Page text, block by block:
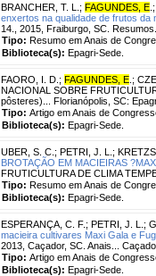
BRANCHER, T. L. ; FAGUNDES, E
enxertos na qualidade de frutos da
14., 2015, Fraiburgo, SC.
Tipo: Resumo em Anais de
Biblioteca(s): Epagri-Sede.
FAORO, I. D. ; FAGUNDES, E ;
NACIONAL SOBRE
pôsteres)... Florianópolis, SC:
Tipo: Artigo em Anais de
Biblioteca(s): Epagri-Sede.
UBER, S. C. ; PETRI, J. L. ;
BROTAÇÃO EM MACIEIRAS
FRUTICULTURA DE CLIMA
Tipo: Resumo em Anais de
Biblioteca(s): Epagri-Sede.
ESPERANÇA, C. F. ; PETRI, J. L. ;
macieira cultivares Maxi Gala e
2013, Caçador, SC. Anais...
Tipo: Artigo em Anais de
Biblioteca(s): Epagri-Sede.